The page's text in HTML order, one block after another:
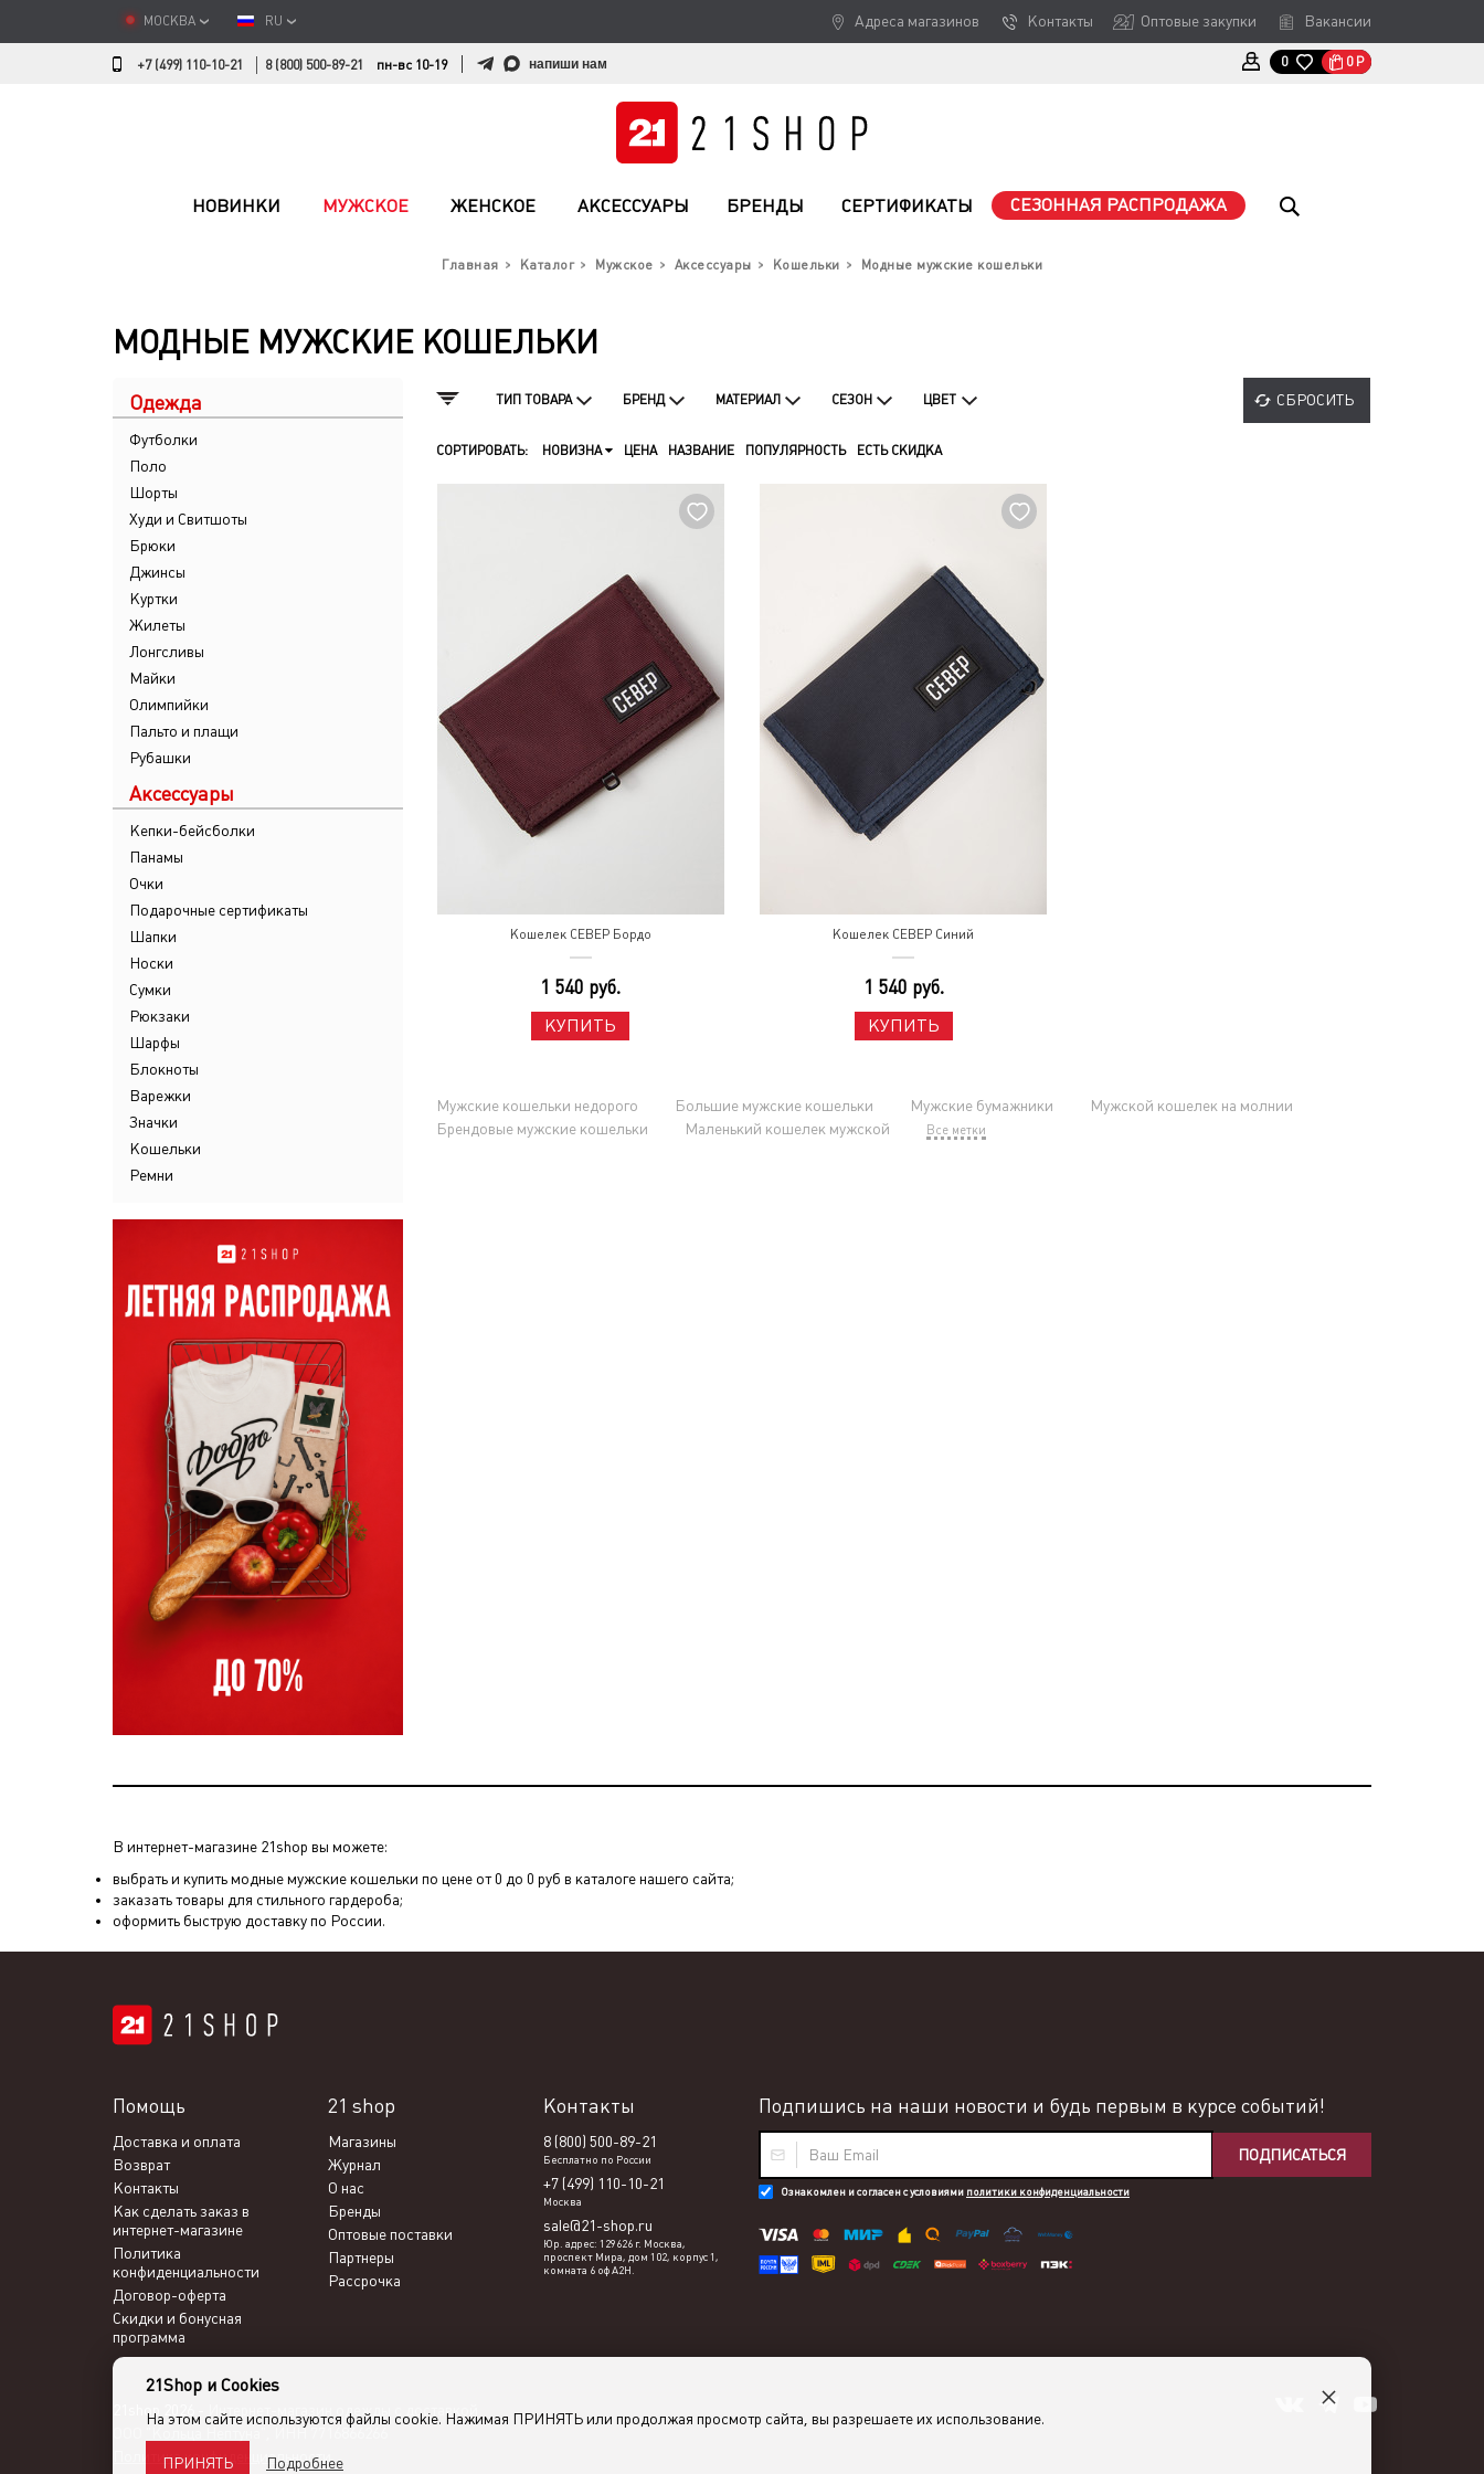
МОСКВА RU Адреса магазинов Контакты Оптовые закупки Вакансии
+7 (499) 110-10-21 8 (800) 500-89-21 пн-вс 10-19 напиши нам 0 0 Р
НОВИНКИ МУЖСКОЕ ЖЕНСКОЕ АКСЕССУАРЫ БРЕНДЫ СЕРТИФИКАТЫ СЕЗОННАЯ РАСПРОДАЖА
Главная Каталог Мужское Аксессуары Кошельки Модные мужские кошельки
МОДНЫЕ МУЖСКИЕ КОШЕЛЬКИ
Одежда
Футболки
Поло
Шорты
Худи и Свитшоты
Брюки
Джинсы
Куртки
Жилеты
Лонгсливы
Майки
Олимпийки
Пальто и плащи
Рубашки
Аксессуары
Кепки-бейсболки
Панамы
Очки
Подарочные сертификаты
Шапки
Носки
Сумки
Рюкзаки
Шарфы
Блокноты
Варежки
Значки
Кошельки
Ремни
ТИП ТОВАРА БРЕНД МАТЕРИАЛ СЕЗОН ЦВЕТ СБРОСИТЬ
СОРТИРОВАТЬ: НОВИЗНА ЦЕНА НАЗВАНИЕ ПОПУЛЯРНОСТЬ ЕСТЬ СКИДКА
Кошелек СЕВЕР Бордо
1 540 руб.
КУПИТЬ
Кошелек СЕВЕР Синий
1 540 руб.
КУПИТЬ
Мужские кошельки недорого Большие мужские кошельки Мужские бумажники
Мужской кошелек на молнии
Брендовые мужские кошельки
Маленький кошелек мужской Все метки
В интернет-магазине 21shop вы можете:
выбрать и купить модные мужские кошельки по цене от 0 до 0 руб в каталоге нашего сайта;
заказать товары для стильного гардероба;
оформить быструю доставку по России.
Подпишись на наши новости и будь первым в курсе событий!
ПОДПИСАТЬСЯ
Ознакомлен и согласен с условиями политики конфиденциальности
21 shop
Магазины
Журнал
О нас
Бренды
Оптовые поставки
Партнеры
Рассрочка
Помощь
Доставка и оплата
Возврат
Контакты
Как сделать заказ в
интернет-магазине
Политика
конфиденциальности
Договор-оферта
Скидки и бонусная
программа
Контакты
8 (800) 500-89-21
Бесплатно по России
+7 (499) 110-10-21
Москва
sale@21-shop.ru
Юр. адрес: 129626 г. Москва,
проспект Мира, дом 102, корпус 1,
комната 6 оф А2Н.
21shop 2026 -
Интернет-магазин одежды с доставкой
ООО "Кольца Нептуна", ИНН 7716866266
Политика конфиденциальности
21Shop и Cookies
На этом сайте используются файлы cookie. Нажимая ПРИНЯТЬ или продолжая просмотр сайта, вы разрешаете их использование.
ПРИНЯТЬ Подробнее
×